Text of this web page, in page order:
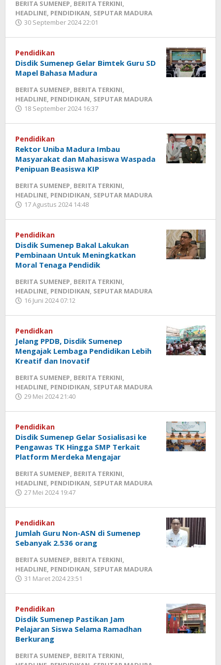
MADURA
2025
14:05
oleh
Fikhesa
BERITA SUMENEP, BERITA TERKINI,
HEADLINE, PENDIDIKAN, SEPUTAR MADURA
30 September 2024 22:01
Pendidikan
Disdik Sumenep Gelar Bimtek Guru SD
Mapel Bahasa Madura
BERITA SUMENEP, BERITA TERKINI,
HEADLINE, PENDIDIKAN, SEPUTAR MADURA
18 September 2024 16:37
Pendidikan
Rektor Uniba Madura Imbau
Masyarakat dan Mahasiswa Waspada
Penipuan Beasiswa KIP
BERITA SUMENEP, BERITA TERKINI,
HEADLINE, PENDIDIKAN, SEPUTAR MADURA
17 Agustus 2024 14:48
Pendidikan
Disdik Sumenep Bakal Lakukan
Pembinaan Untuk Meningkatkan
Moral Tenaga Pendidik
BERITA SUMENEP, BERITA TERKINI,
HEADLINE, PENDIDIKAN, SEPUTAR MADURA
16 Juni 2024 07:12
Pendidkan
Jelang PPDB, Disdik Sumenep
Mengajak Lembaga Pendidikan Lebih
Kreatif dan Inovatif
BERITA SUMENEP, BERITA TERKINI,
HEADLINE, PENDIDIKAN, SEPUTAR MADURA
29 Mei 2024 21:40
Pendidikan
Disdik Sumenep Gelar Sosialisasi ke
Pengawas TK Hingga SMP Terkait
Platform Merdeka Mengajar
BERITA SUMENEP, BERITA TERKINI,
HEADLINE, PENDIDIKAN, SEPUTAR MADURA
27 Mei 2024 19:47
Pendidikan
Jumlah Guru Non-ASN di Sumenep
Sebanyak 2.536 orang
BERITA SUMENEP, BERITA TERKINI,
HEADLINE, PENDIDIKAN, SEPUTAR MADURA
31 Maret 2024 23:51
Pendidikan
Disdik Sumenep Pastikan Jam
Pelajaran Siswa Selama Ramadhan
Berkurang
BERITA SUMENEP, BERITA TERKINI,